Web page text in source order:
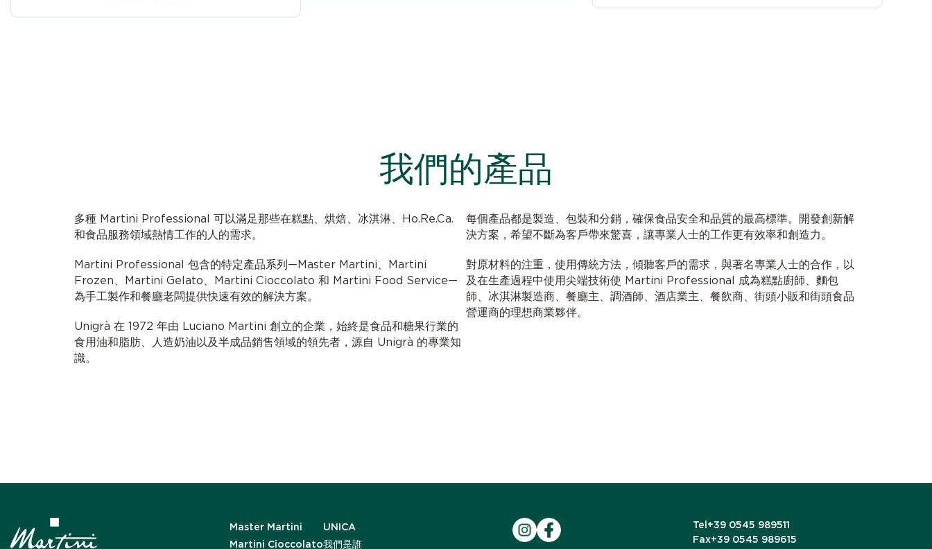
我們的產品
多種 Martini Professional 可以滿足那些在糕點、烘焙、冰淇淋、Ho.Re.Ca.
和食品服務領域熱情工作的人的需求。
Martini Professional 包含的特定產品系列—Master Martini、Martini
Frozen、Martini Gelato、Martini Cioccolato 和 Martini Food Service—
為手工製作和餐廳老闆提供快速有效的解決方案。
Unigrà 在 1972 年由 Luciano Martini 創立的企業，始終是食品和糖果行業的
食用油和脂肪、人造奶油以及半成品銷售領域的領先者，源自 Unigrà 的專業知
識。
每個產品都是製造、包裝和分銷，確保食品安全和品質的最高標準。開發創新解
決方案，希望不斷為客戶帶來驚喜，讓專業人士的工作更有效率和創造力。
對原材料的注重，使用傳統方法，傾聽客戶的需求，與著名專業人士的合作，以
及在生產過程中使用尖端技術使 Martini Professional 成為糕點廚師、麵包
師、冰淇淋製造商、餐廳主、調酒師、酒店業主、餐飲商、街頭小販和街頭食品
營運商的理想商業夥伴。
Master Martini
Martini Cioccolato
UNICA
我們是誰
Tel +39 0545 989511
Fax+39 0545 989615